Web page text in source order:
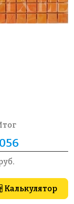
Калькулятор